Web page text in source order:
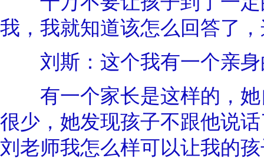
我，我就知道该怎么回答了
刘斯：这个我有一个亲身
有一个家长是这样的，她
很少，她发现孩子不跟他说
刘老师我怎么样可以让我的